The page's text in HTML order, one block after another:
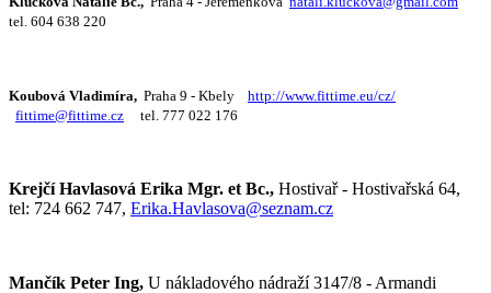
tel. 604 638 220
Koubová Vladimíra, Praha 9 - Kbely http://www.fittime.eu/cz/
fittime@fittime.cz tel. 777 022 176
Krejčí Havlasová Erika Mgr. et Bc., Hostivař - Hostivařská 64,
tel: 724 662 747, Erika.Havlasova@seznam.cz
Mančík Peter Ing, U nákladového nádraží 3147/8 - Armandi